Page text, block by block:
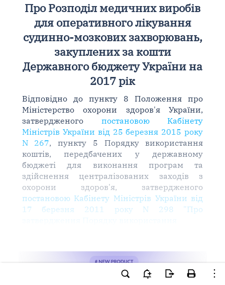
Про Розподіл медичних виробів
для оперативного лікування
судинно-мозкових захворювань,
закуплених за кошти
Державного бюджету України на
2017 рік
Відповідно до пункту 8 Положення про
Міністерство охорони здоров'я України,
затвердженого постановою Кабінету
Міністрів України від 25 березня 2015 року
N 267, пункту 5 Порядку використання
коштів, передбачених у державному
бюджеті для виконання програм та
здійснення централізованих заходів з
охорони здоров'я, затвердженого
постановою Кабінету Міністрів України від
17 березня 2011 року N 298 "Про